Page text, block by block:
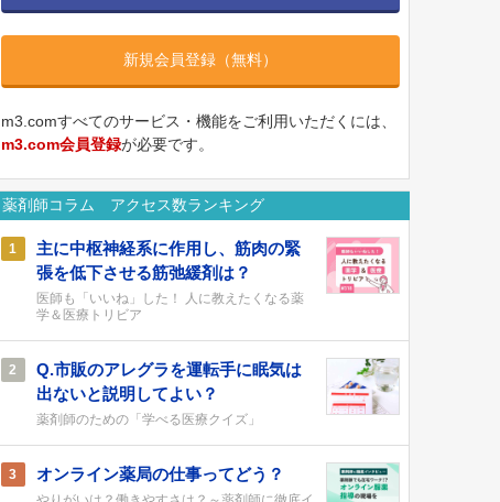
新規会員登録（無料）
m3.comすべてのサービス・機能をご利用いただくには、
m3.com会員登録が必要です。
薬剤師コラム アクセス数ランキング
1
主に中枢神経系に作用し、筋肉の緊
張を低下させる筋弛緩剤は？
医師も「いいね」した！ 人に教えたくなる薬
学＆医療トリビア
2
Q.市販のアレグラを運転手に眠気は
出ないと説明してよい？
薬剤師のための「学べる医療クイズ」
3 オンライン薬局の仕事ってどう？